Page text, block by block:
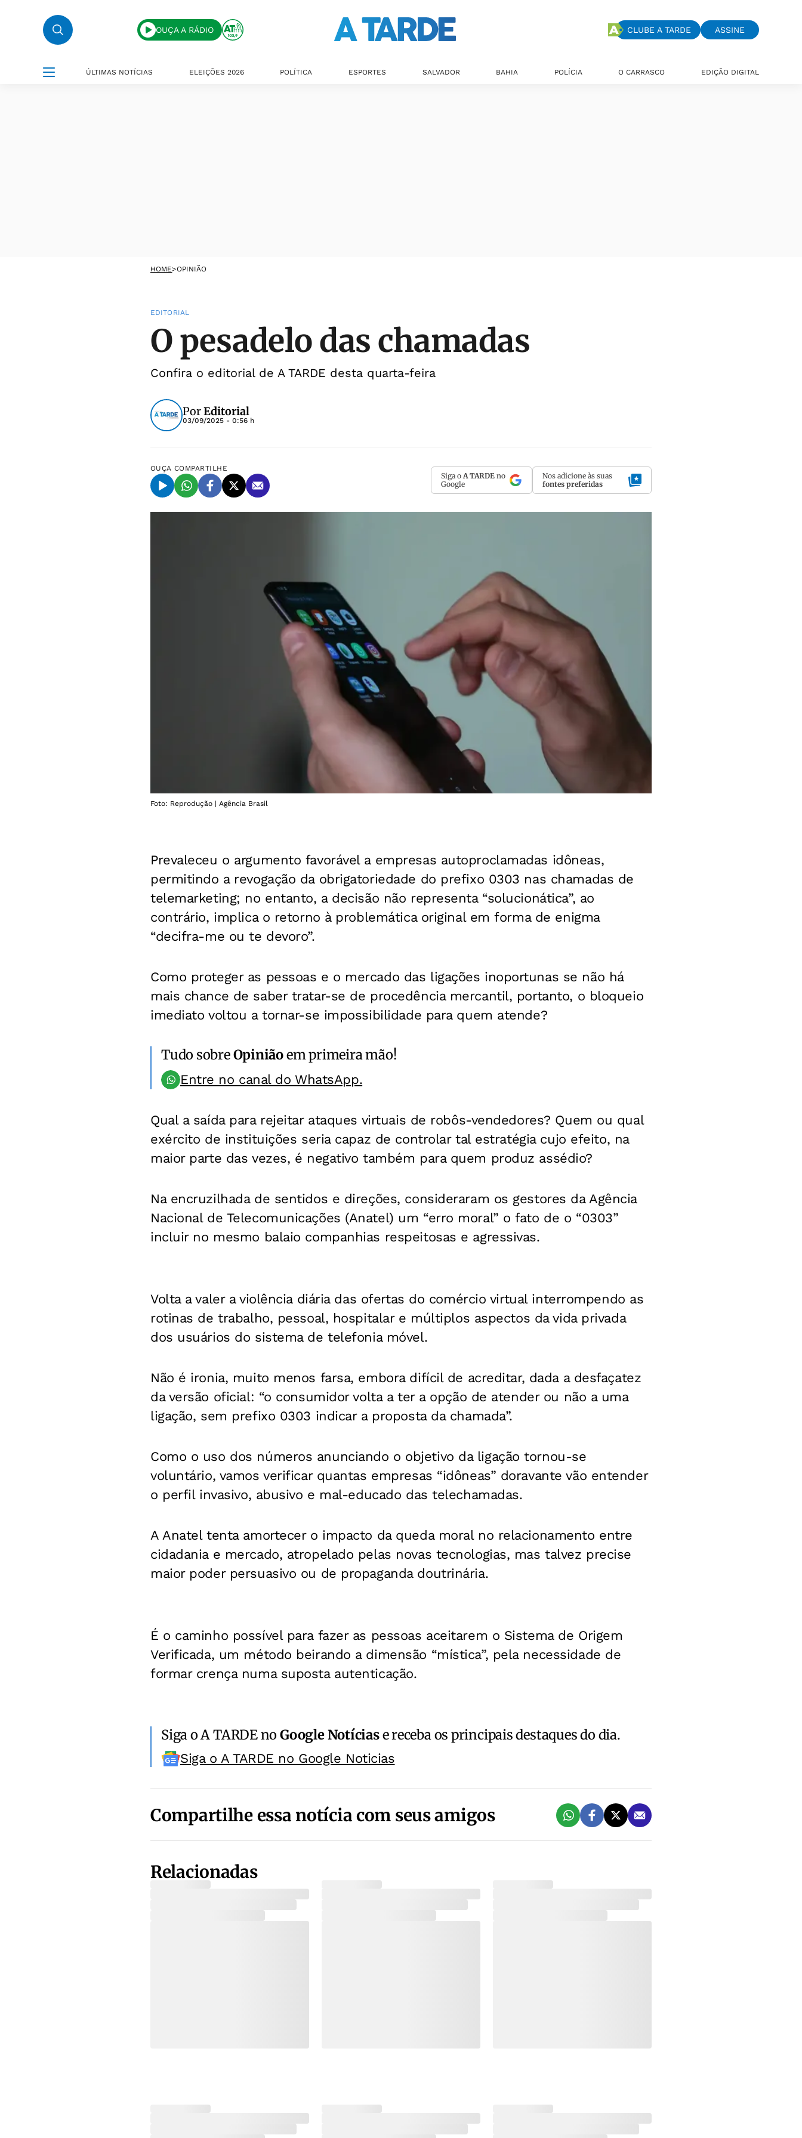
OUÇA A RÁDIO CLUBE A TARDE ASSINE
ÚLTIMAS NOTÍCIAS ELEIÇÕES 2026 POLÍTICA ESPORTES SALVADOR BAHIA POLÍCIA O CARRASCO EDIÇÃO DIGITAL
HOME>OPINIÃO
EDITORIAL
O pesadelo das chamadas
Confira o editorial de A TARDE desta quarta-feira
PorEditorial
03/09/2025 - 0:56 h
OUÇA COMPARTILHE
Siga o A TARDE no
Google
Nos adicione às suas
fontes preferidas
Foto: Reprodução | Agência Brasil
Prevaleceu o argumento favorável a empresas autoproclamadas idôneas,
permitindo a revogação da obrigatoriedade do prefixo 0303 nas chamadas de
telemarketing; no entanto, a decisão não representa “solucionática”, ao
contrário, implica o retorno à problemática original em forma de enigma
“decifra-me ou te devoro”.
Como proteger as pessoas e o mercado das ligações inoportunas se não há
mais chance de saber tratar-se de procedência mercantil, portanto, o bloqueio
imediato voltou a tornar-se impossibilidade para quem atende?
Tudo sobreOpiniãoem primeira mão!
Entre no canal do WhatsApp.
Qual a saída para rejeitar ataques virtuais de robôs-vendedores? Quem ou qual
exército de instituições seria capaz de controlar tal estratégia cujo efeito, na
maior parte das vezes, é negativo também para quem produz assédio?
Na encruzilhada de sentidos e direções, consideraram os gestores da Agência
Nacional de Telecomunicações (Anatel) um “erro moral” o fato de o “0303”
incluir no mesmo balaio companhias respeitosas e agressivas.
Volta a valer a violência diária das ofertas do comércio virtual interrompendo as
rotinas de trabalho, pessoal, hospitalar e múltiplos aspectos da vida privada
dos usuários do sistema de telefonia móvel.
Não é ironia, muito menos farsa, embora difícil de acreditar, dada a desfaçatez
da versão oficial: “o consumidor volta a ter a opção de atender ou não a uma
ligação, sem prefixo 0303 indicar a proposta da chamada”.
Como o uso dos números anunciando o objetivo da ligação tornou-se
voluntário, vamos verificar quantas empresas “idôneas” doravante vão entender
o perfil invasivo, abusivo e mal-educado das telechamadas.
A Anatel tenta amortecer o impacto da queda moral no relacionamento entre
cidadania e mercado, atropelado pelas novas tecnologias, mas talvez precise
maior poder persuasivo ou de propaganda doutrinária.
É o caminho possível para fazer as pessoas aceitarem o Sistema de Origem
Verificada, um método beirando a dimensão “mística”, pela necessidade de
formar crença numa suposta autenticação.
Siga o A TARDE noGoogle Notíciase receba os principais destaques do dia.
Siga o A TARDE no Google Noticias
Compartilhe essa notícia com seus amigos
Relacionadas